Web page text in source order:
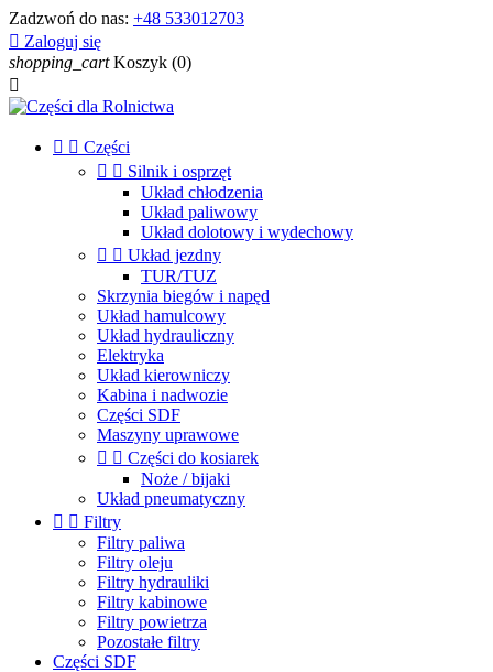
Zadzwoń do nas: +48 533012703
 Zaloguj się
shopping_cart Koszyk (0)

  Części
  Silnik i osprzęt
Układ chłodzenia
Układ paliwowy
Układ dolotowy i wydechowy
  Układ jezdny
TUR/TUZ
Skrzynia biegów i napęd
Układ hamulcowy
Układ hydrauliczny
Elektryka
Układ kierowniczy
Kabina i nadwozie
Części SDF
Maszyny uprawowe
  Części do kosiarek
Noże / bijaki
Układ pneumatyczny
  Filtry
Filtry paliwa
Filtry oleju
Filtry hydrauliki
Filtry kabinowe
Filtry powietrza
Pozostałe filtry
Części SDF